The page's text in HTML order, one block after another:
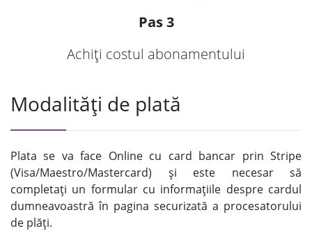
Pas 3
Achiți costul abonamentului
Modalități de plată
Plata se va face Online cu card bancar prin Stripe
(Visa/Maestro/Mastercard) și este necesar să
completați un formular cu informațiile despre cardul
dumneavoastră în pagina securizată a procesatorului
de plăți.